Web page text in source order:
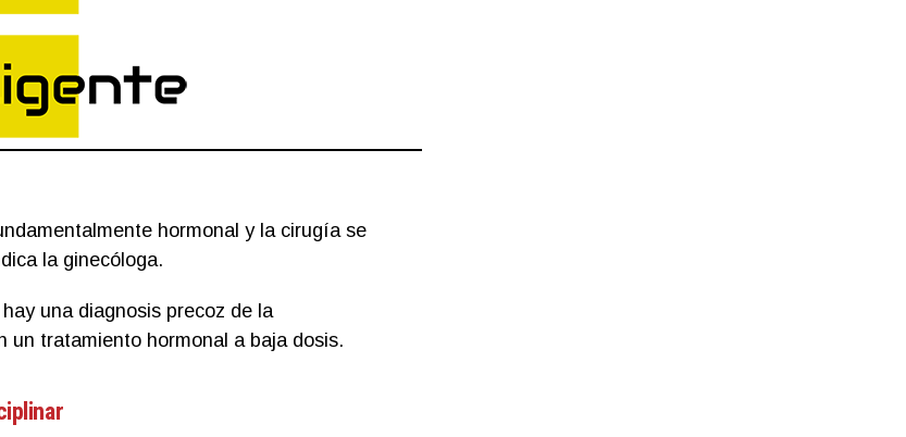
hormonal y la cirugía se
la ginecóloga.
una diagnosis precoz de la
un tratamiento hormonal a baja dosis.